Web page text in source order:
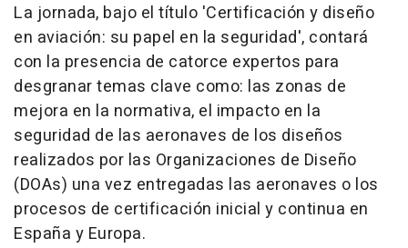
La jornada, bajo el título 'Certificación y diseño
en aviación: su papel en la seguridad', contará
con la presencia de catorce expertos para
desgranar temas clave como: las zonas de
mejora en la normativa, el impacto en la
seguridad de las aeronaves de los diseños
realizados por las Organizaciones de Diseño
(DOAs) una vez entregadas las aeronaves o los
procesos de certificación inicial y continua en
España y Europa.